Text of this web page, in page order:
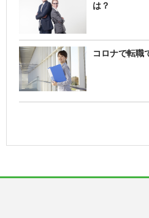
は？
コロナで転職